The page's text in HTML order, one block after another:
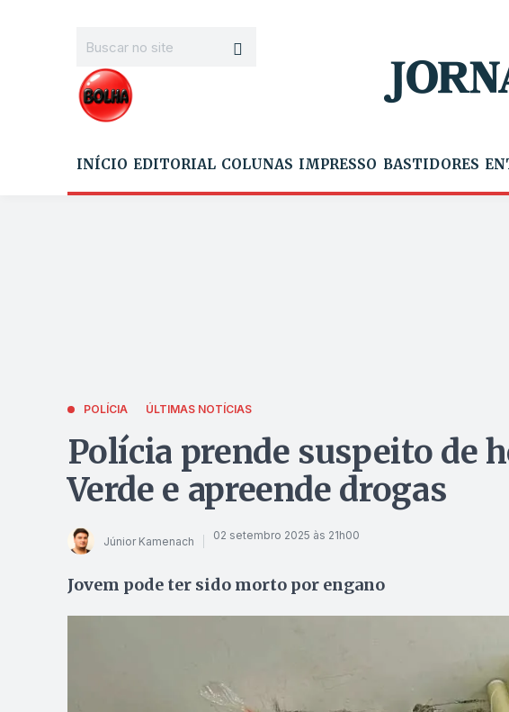
INÍCIO EDITORIAL COLUNAS IMPRESSO BASTIDORES
POLÍCIA ÚLTIMAS NOTÍCIAS
Polícia prende suspeito de
Verde e apreende drogas
Júnior Kamenach 02 setembro 2025 às 21h00
Jovem pode ter sido morto por engano